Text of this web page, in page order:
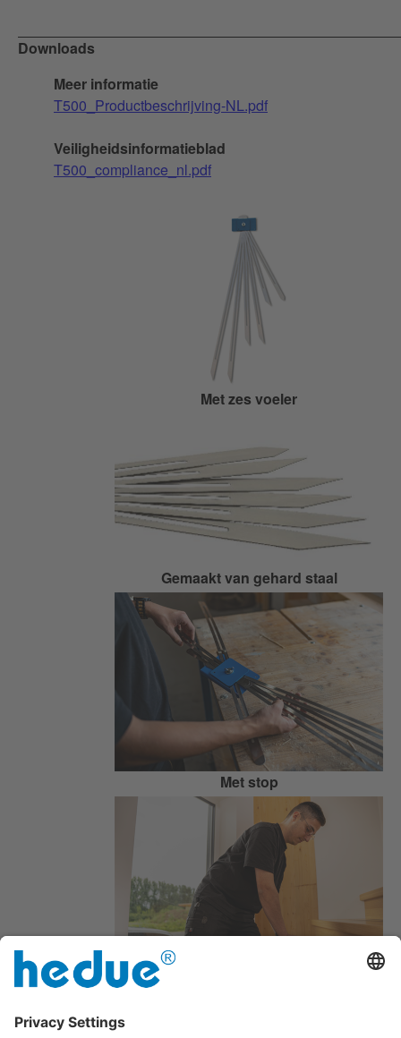
Downloads
Meer informatie
T500_Productbeschrijving-NL.pdf
Veiligheidsinformatieblad
T500_compliance_nl.pdf
Met zes voeler
Gemaakt van gehard staal
Met stop
Eenvoudig scannen van de vorm van